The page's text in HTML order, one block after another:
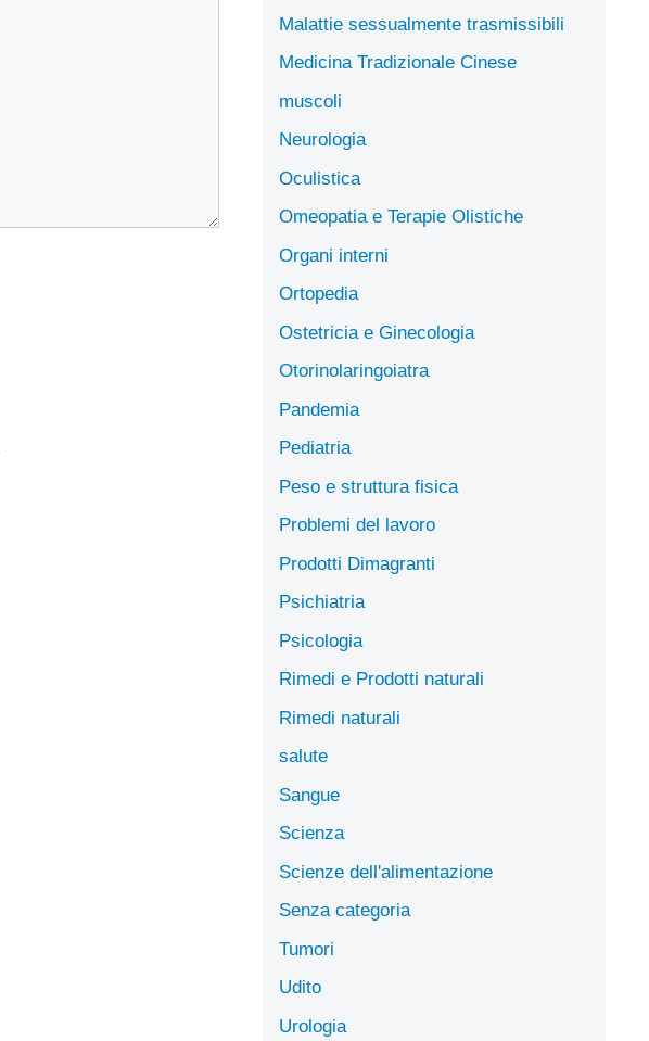
Malattie sessualmente trasmissibili
Medicina Tradizionale Cinese
muscoli
Neurologia
Oculistica
Omeopatia e Terapie Olistiche
Organi interni
Ortopedia
Ostetricia e Ginecologia
Otorinolaringoiatra
Pandemia
Pediatria
Peso e struttura fisica
Problemi del lavoro
Prodotti Dimagranti
Psichiatria
Psicologia
Rimedi e Prodotti naturali
Rimedi naturali
salute
Sangue
Scienza
Scienze dell'alimentazione
Senza categoria
Tumori
Udito
Urologia